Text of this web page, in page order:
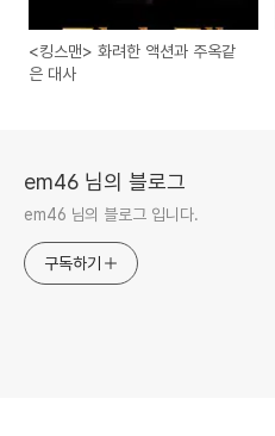
<킹스맨> 화려한 액션과 주옥같
은 대사
em46 님의 블로그
em46 님의 블로그 입니다.
구독하기